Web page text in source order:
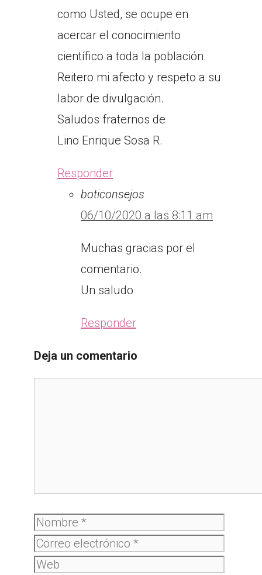
como Usted, se ocupe en
acercar el conocimiento
científico a toda la población.
Reitero mi afecto y respeto a su
labor de divulgación.
Saludos fraternos de
Lino Enrique Sosa R.
Responder
boticonsejos
06/10/2020 a las 8:11 am
Muchas gracias por el
comentario.
Un saludo
Responder
Deja un comentario
Nombre